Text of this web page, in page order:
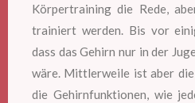
Körpertraining die Rede,
trainiert werden. Bis vor
dass das Gehirn nur in der
wäre. Mittlerweile ist aber
die Gehirnfunktionen, wie